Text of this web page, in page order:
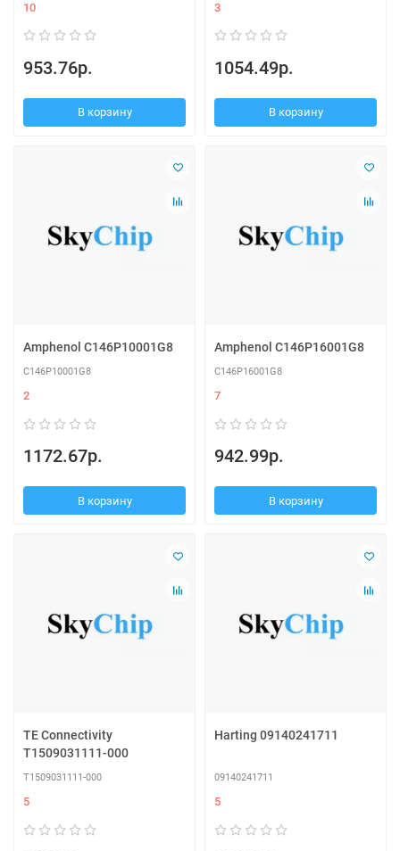
10
953.76р.
В корзину
3
1054.49р.
В корзину
Amphenol C146P10001G8
C146P10001G8
2
1172.67р.
В корзину
Amphenol C146P16001G8
C146P16001G8
7
942.99р.
В корзину
TE Connectivity
T1509031111-000
T1509031111-000
5
Harting 09140241711
09140241711
5